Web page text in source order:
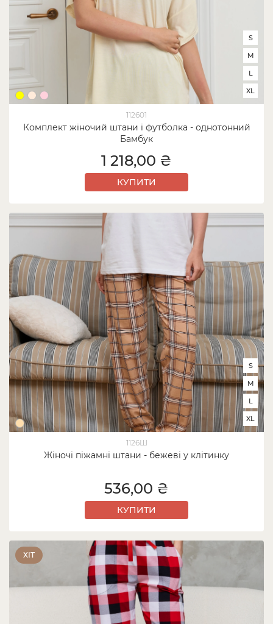
112601
Комплект жіночий штани і футболка - однотонний
Бамбук
S
M
L
XL
1 218,00 ₴
КУПИТИ
1126Ш
Жіночі піжамні штани - бежеві у клітинку
S
M
L
XL
536,00 ₴
КУПИТИ
ХІТ